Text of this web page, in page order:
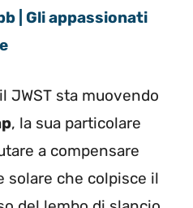
| Gli appassionati
JWST sta muovendo
, la sua particolare
a compensare
solare che colpisce il